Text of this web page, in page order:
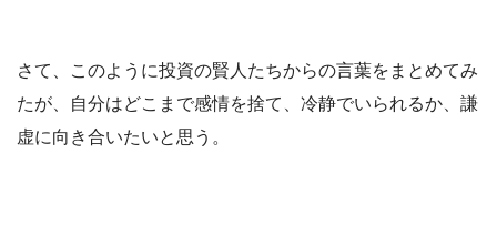
さて、このように投資の賢人たちからの言葉をまとめてみ
たが、自分はどこまで感情を捨て、冷静でいられるか、謙
虚に向き合いたいと思う。